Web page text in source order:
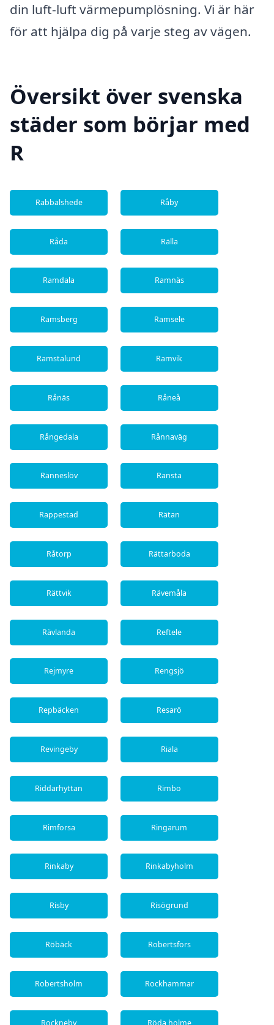
din luft-luft värmepumplösning. Vi är här
för att hjälpa dig på varje steg av vägen.
Översikt över svenska
städer som börjar med
R
Rabbalshede Råby
Råda Rälla
Ramdala Ramnäs
Ramsberg Ramsele
Ramstalund Ramvik
Rånäs Råneå
Rångedala Rånnaväg
Ränneslöv Ransta
Rappestad Rätan
Råtorp Rättarboda
Rättvik Rävemåla
Rävlanda Reftele
Rejmyre Rengsjö
Repbäcken Resarö
Revingeby Riala
Riddarhyttan Rimbo
Rimforsa Ringarum
Rinkaby Rinkabyholm
Risby Risögrund
Röbäck Robertsfors
Robertsholm Rockhammar
Rockneby Röda holme